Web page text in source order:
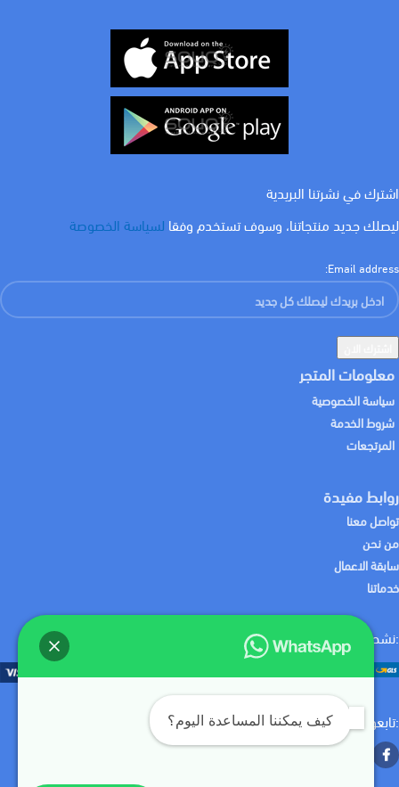
اشترك في نشرتنا البريدية
ليصلك جديد منتجاتنا، وسوف تستخدم وفقا لسياسة الخصوصة
Email address:
معلومات المتجر
سياسة الخصوصية
شروط الخدمة
المرتجعات
روابط مفيدة
تواصل معنا
من نحن
سابقة الاعمال
خدماتنا
:نشحن لك منتجاتك باستخدام
:تابعونا علي كيف يمكننا المساعدة اليوم؟